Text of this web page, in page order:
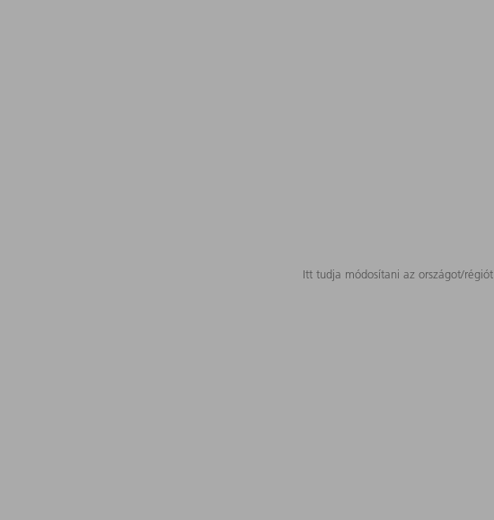
Itt tudja módosítani az országot/régiót